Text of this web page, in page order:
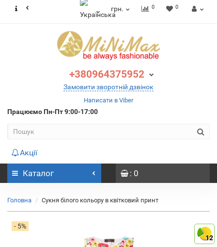
грн. 0 0
+380964375952
Замовити зворотній дзвінок
Написати в Viber
Працюємо Пн-Пт 9:00-17:00
Акції
Каталог : 0
Головна Сукня білого кольору в квітковий принт
12
- 5%